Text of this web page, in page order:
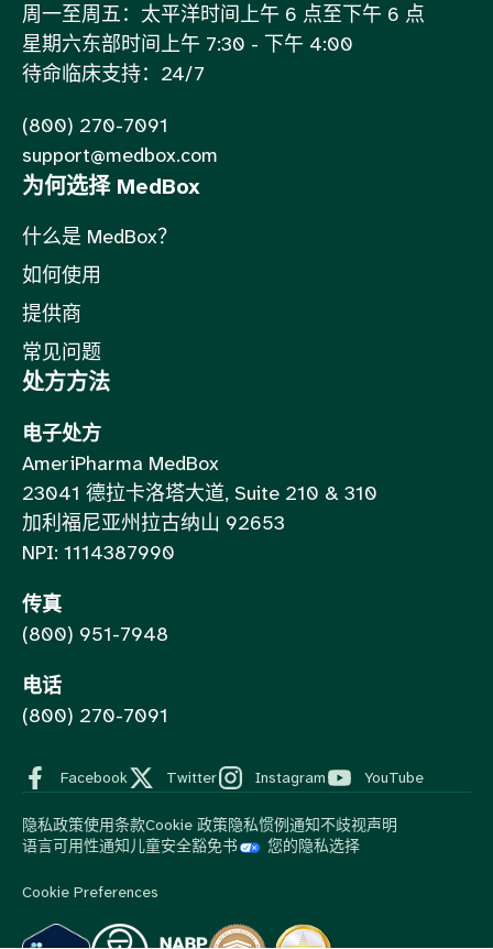
周一至周五：太平洋时间上午 6 点至下午 6 点
星期六东部时间上午 7:30 - 下午 4:00
待命临床支持：24/7
(800) 270-7091
support@medbox.com
为何选择 MedBox
什么是 MedBox？
如何使用
提供商
常见问题
处方方法
电子处方
AmeriPharma MedBox
23041 德拉卡洛塔大道, Suite 210 & 310
加利福尼亚州拉古纳山 92653
NPI: 1114387990
传真
(800) 951-7948
电话
(800) 270-7091
Facebook Twitter Instagram YouTube
隐私政策使用条款Cookie 政策隐私惯例通知不歧视声明
语言可用性通知 儿童安全豁免书 您的隐私选择
Cookie Preferences